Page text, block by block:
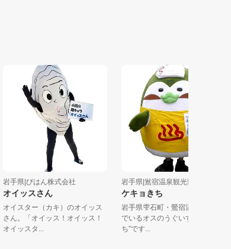
岩手県|びはん株式会社
オイッスさん
オイスター（カキ）のオイッス
さん。「オイッス！オイッス！
オイッスタ...
岩手県|鴬宿温泉観光協会
ケキョきち
岩手県雫石町・鶯宿温泉に住
でいるオスのうぐいす”ケキ
ち”です...